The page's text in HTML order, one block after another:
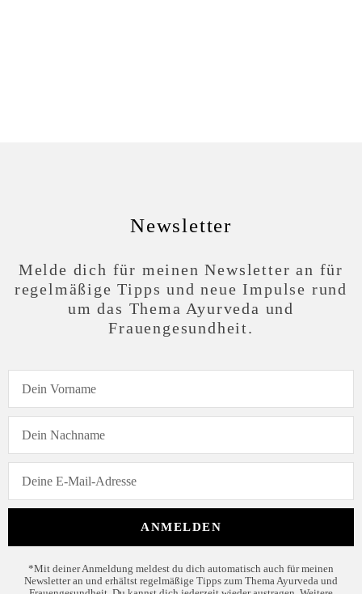
Newsletter
Melde dich für meinen Newsletter an für
regelmäßige Tipps und neue Impulse rund
um das Thema Ayurveda und
Frauengesundheit.
ANMELDEN
*Mit deiner Anmeldung meldest du dich automatisch auch für meinen
Newsletter an und erhältst regelmäßige Tipps zum Thema Ayurveda und